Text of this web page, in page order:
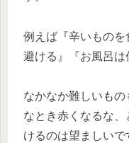
例えば『辛いもの
避ける』『お風呂は
なかなか難しいも
なとき赤くなるな
けるのは望ましいで